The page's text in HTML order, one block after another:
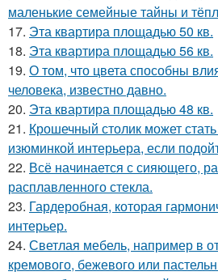
маленькие семейные тайны и
17. Эта квартира площадью 50 кв.
18. Эта квартира площадью 56 кв.
19. О том, что цвета способны
человека, известно давно.
20. Эта квартира площадью 48 кв.
21. Крошечный столик может
изюминкой интерьера, если
22. Всё начинается с сияющего,
расплавленного стекла.
23. Гардеробная, которая
интерьер.
24. Светлая мебель, например в
кремового, бежевого или